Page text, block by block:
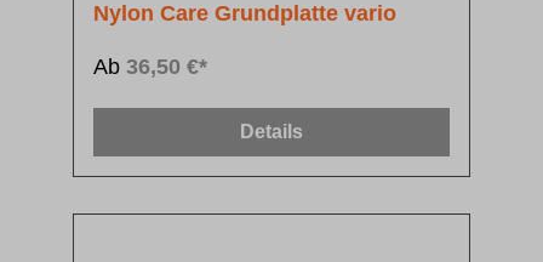
Nylon Care Grundplatte vario
Ab 36,50 €*
Details